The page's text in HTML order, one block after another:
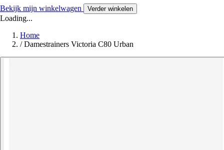
Bekijk mijn winkelwagen Verder winkelen
Loading...
Home
/ Damestrainers Victoria C80 Urban